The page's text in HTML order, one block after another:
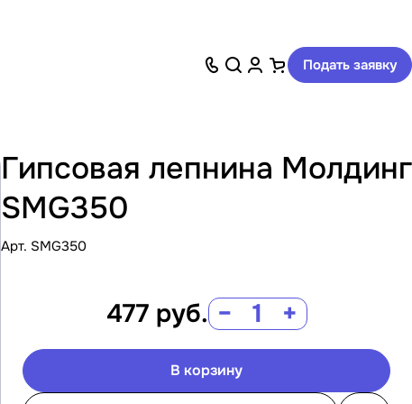
Подать заявку
Гипсовая лепнина Молдинг
SMG350
Арт. SMG350
477 руб. − +
В корзину